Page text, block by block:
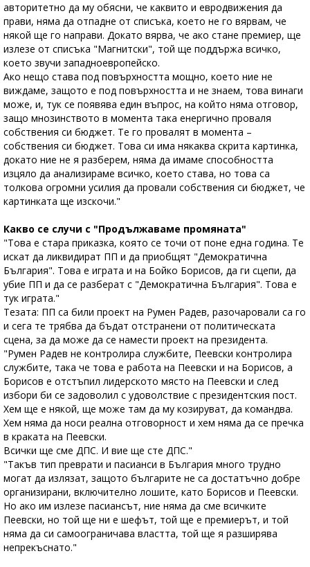
авторитетно да му обясни, че каквито и евродвижения да
прави, няма да отпадне от списъка, което не го вярвам, че
някой ще го направи. Докато вярва, че ако стане премиер, ще
излезе от списъка "Магнитски", той ще поддържа всичко,
което звучи западноевропейско.
Ако нещо става под повърхността мощно, което ние не
виждаме, защото е под повърхността и не знаем, това винаги
може, и, тук се появява един въпрос, на който няма отговор,
защо мнозинството в момента така енергично проваля
собствения си бюджет. Те го провалят в момента –
собствения си бюджет. Това си има някаква скрита картинка,
докато ние не я разберем, няма да имаме способността
изцяло да анализираме всичко, което става, но това са
толкова огромни усилия да провали собствения си бюджет, че
картинката ще изскочи."
Какво се случи с "Продължаваме промяната"
"Това е стара приказка, която се точи от поне една година. Те
искат да ликвидират ПП и да приобщят "Демократична
България". Това е играта и на Бойко Борисов, да ги сцепи, да
убие ПП и да се разберат с "Демократична България". Това е
тук играта."
Тезата: ПП са били проект на Румен Радев, разочаровали са го
и сега те трябва да бъдат отстранени от политическата
сцена, за да може да се намести проект на президента.
"Румен Радев не контролира службите, Пеевски контролира
службите, така че това е работа на Пеевски и на Борисов, а
Борисов е отстъпил лидерското място на Пеевски и след
избори би се задоволил с удоволствие с президентския пост.
Хем ще е някой, ще може там да му козируват, да командва.
Хем няма да носи реална отговорност и хем няма да се пречка
в краката на Пеевски.
Всички ще сме ДПС. И вие ще сте ДПС."
"Такъв тип преврати и пасианси в България много трудно
могат да излязат, защото българите не са достатъчно добре
организирани, включително лошите, като Борисов и Пеевски.
Но ако им излезе пасиансът, ние няма да сме всичките
Пеевски, но той ще ни е шефът, той ще е премиерът, и той
няма да си самоограничава властта, той ще я разширява
непрекъснато."